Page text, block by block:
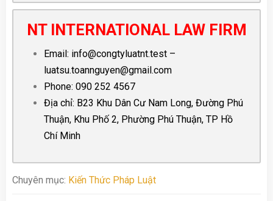
NT INTERNATIONAL LAW FIRM
Email: info@congtyluatnt.test –
luatsu.toannguyen@gmail.com
Phone: 090 252 4567
Địa chỉ: B23 Khu Dân Cư Nam Long, Đường Phú
Thuận, Khu Phố 2, Phường Phú Thuận, TP Hồ
Chí Minh
Chuyên mục: Kiến Thức Pháp Luật